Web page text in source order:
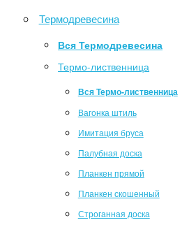
Термодревесина
Вся Термодревесина
Термо-лиственница
Вся Термо-лиственница
Вагонка штиль
Имитация бруса
Палубная доска
Планкен прямой
Планкен скошенный
Строганная доска